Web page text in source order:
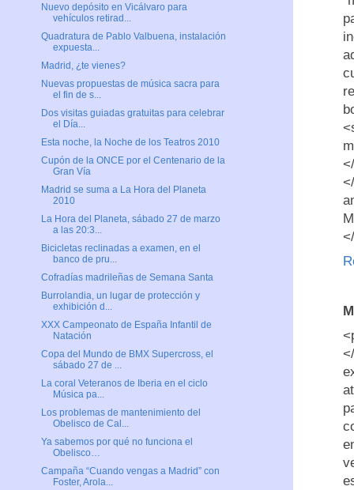
Nuevo depósito en Vicálvaro para
vehículos retirad...
Quadratura de Pablo Valbuena, instalación
expuesta...
Madrid, ¿te vienes?
Nuevas propuestas de música sacra para
el fin de s...
Dos visitas guiadas gratuitas para celebrar
el Día...
Esta noche, la Noche de los Teatros 2010
Cupón de la ONCE por el Centenario de la
Gran Vía
Madrid se suma a La Hora del Planeta
2010
La Hora del Planeta, sábado 27 de marzo
a las 20:3...
Bicicletas reclinadas a examen, en el
banco de pru...
Cofradías madrileñas de Semana Santa
Burrolandia, un lugar de protección y
exhibición d...
XXX Campeonato de España Infantil de
Natación
Copa del Mundo de BMX Supercross, el
sábado 27 de ...
La coral Veteranos de Iberia en el ciclo
Música pa...
Los problemas de mantenimiento del
Obelisco de Cal...
Ya sabemos por qué no funciona el
Obelisco…
Campaña “Cuando vengas a Madrid” con
Foster, Arola...